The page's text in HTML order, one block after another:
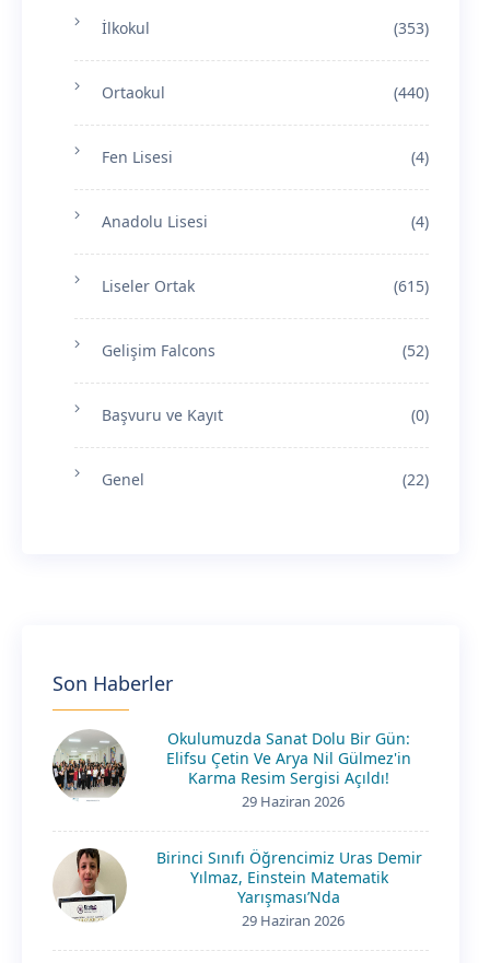
İlkokul (353)
Ortaokul (440)
Fen Lisesi (4)
Anadolu Lisesi (4)
Liseler Ortak (615)
Gelişim Falcons (52)
Başvuru ve Kayıt (0)
Genel (22)
Son Haberler
Okulumuzda Sanat Dolu Bir Gün:
Elifsu Çetin Ve Arya Nil Gülmez'in
Karma Resim Sergisi Açıldı!
29 Haziran 2026
Birinci Sınıfı Öğrencimiz Uras Demir
Yılmaz, Einstein Matematik
Yarışması’Nda
29 Haziran 2026